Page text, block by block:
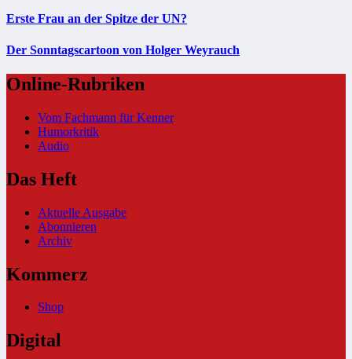
Erste Frau an der Spitze der UN?
Der Sonntagscartoon von Holger Weyrauch
Online-Rubriken
Vom Fachmann für Kenner
Humorkritik
Audio
Das Heft
Aktuelle Ausgabe
Abonnieren
Archiv
Kommerz
Shop
Digital